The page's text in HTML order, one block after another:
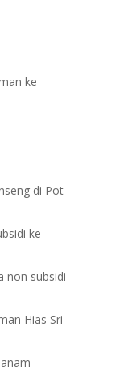
ke
di Pot
ke
non subsidi
Hias Sri